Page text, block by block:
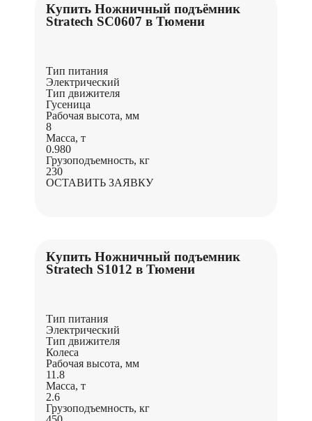
Купить Ножничный подъёмник
Stratech SC0607 в Тюмени
Тип питания
Электрический
Тип движителя
Гусеница
Рабочая высота, мм
8
Масса, т
0.980
Грузоподъемность, кг
230
ОСТАВИТЬ ЗАЯВКУ
Купить Ножничный подъемник
Stratech S1012 в Тюмени
Тип питания
Электрический
Тип движителя
Колеса
Рабочая высота, мм
11.8
Масса, т
2.6
Грузоподъемность, кг